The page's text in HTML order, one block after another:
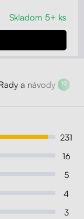
Skladom 5+ ks
a návody 19
231
16
5
4
3